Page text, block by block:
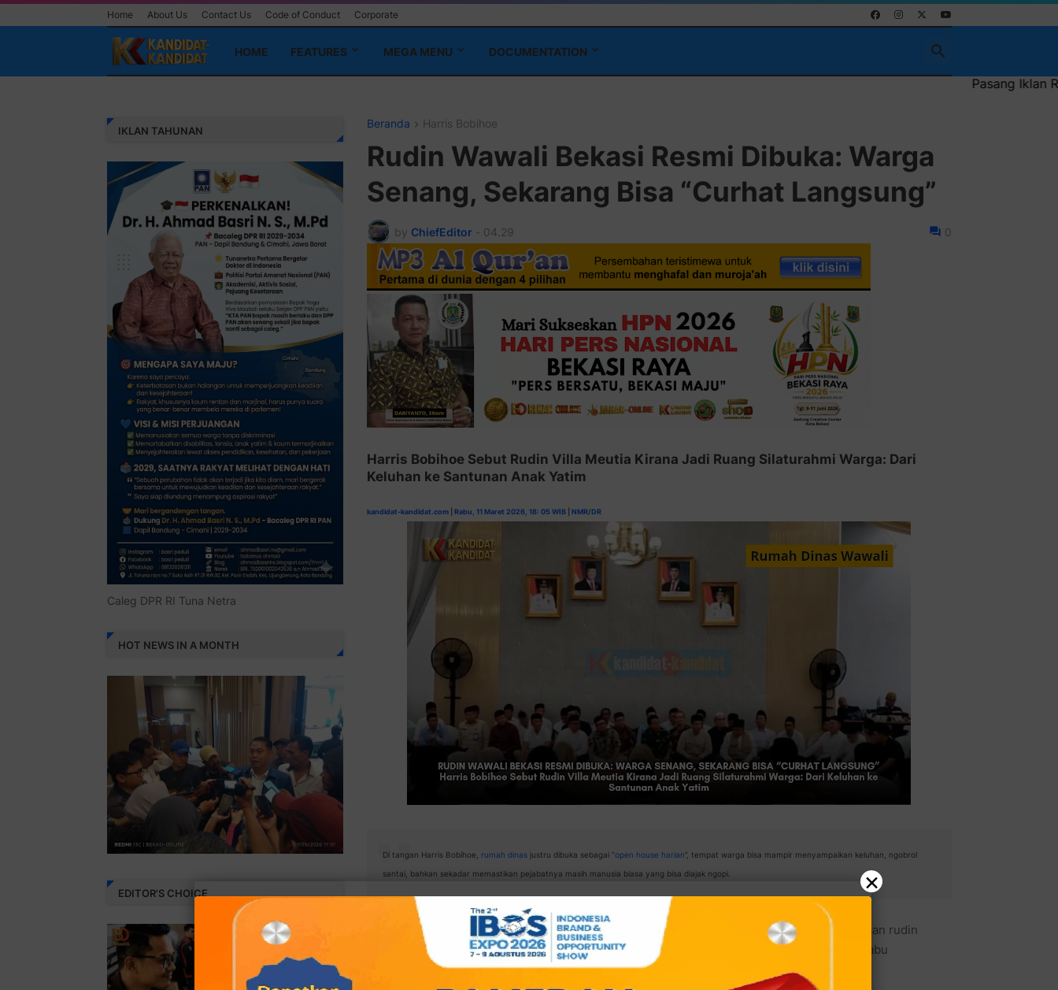
Home About Us Contact Us Code of Conduct Corporate
HOME FEATURES MEGA MENU DOCUMENTATION
Pasang Iklan Running Text
Beranda Harris Bobihoe
Rudin Wawali Bekasi Resmi Dibuka: Warga
Senang, Sekarang Bisa “Curhat Langsung”
by ChiefEditor - 04.29 0
Harris Bobihoe Sebut Rudin Villa Meutia Kirana Jadi Ruang Silaturahmi Warga: Dari
Keluhan ke Santunan Anak Yatim
kandidat-kandidat.com| Rabu, 11 Maret 2026, 18: 05 WIB| NMR/DR
Di tangan Harris Bobihoe, rumah dinasjustru dibuka sebagai “open house harian”, tempat warga bisa mampir menyampaikan keluhan, ngobrol
santai, bahkan sekadar memastikan pejabatnya masih manusia biasa yang bisa diajak ngopi.
— |Wakil Walikota Bekasi Abdul Harris Bobihoe
, meresmikan penggunaan rudin
(rumah dinas) barunya yang berlokasi di kawasan perumahan
Villa Meutia Kirana Bekasi
, Rabu
IKLAN TAHUNAN
Caleg DPR RI Tuna Netra
HOT NEWS IN A MONTH
EDITOR'S CHOICE ×